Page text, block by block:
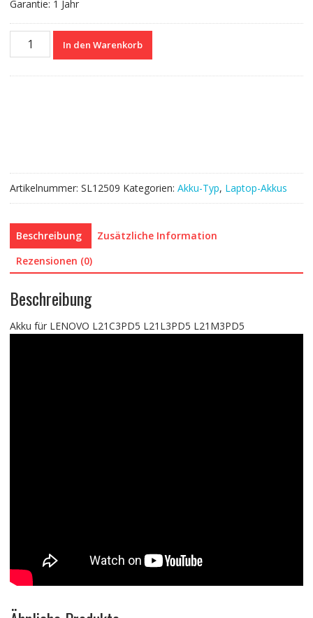
Garantie: 1 Jahr
Nagelneuer
Akku
In den Warenkorb
Artikelnummer: SL12509 Kategorien: Akku-Typ, Laptop-Akkus
Beschreibung
Zusätzliche Information
Rezensionen (0)
Beschreibung
Akku für LENOVO L21C3PD5 L21L3PD5 L21M3PD5